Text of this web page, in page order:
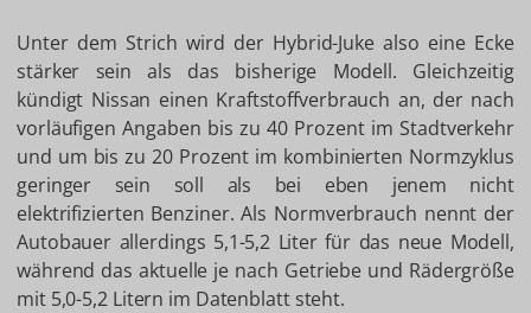
Unter dem Strich wird der Hybrid-Juke also eine Ecke
stärker sein als das bisherige Modell. Gleichzeitig
kündigt Nissan einen Kraftstoffverbrauch an, der nach
vorläufigen Angaben bis zu 40 Prozent im Stadtverkehr
und um bis zu 20 Prozent im kombinierten Normzyklus
geringer sein soll als bei eben jenem nicht
elektrifizierten Benziner. Als Normverbrauch nennt der
Autobauer allerdings 5,1-5,2 Liter für das neue Modell,
während das aktuelle je nach Getriebe und Rädergröße
mit 5,0-5,2 Litern im Datenblatt steht.